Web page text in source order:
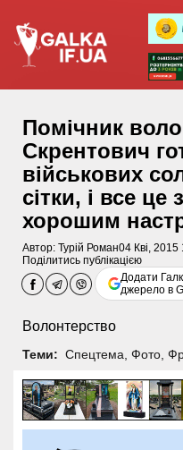
Помічник
Скрентович
військових
сітки, і все
хорошим
Автор: Турій Роман04 Кві, 2015
Поділитись публікацією
Додати
джерело в
Волонтерство
Теми: Спецтема Фото,